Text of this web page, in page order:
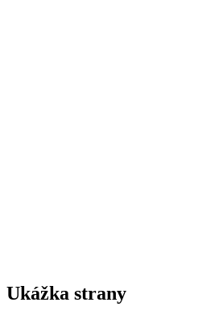
Ukážka strany